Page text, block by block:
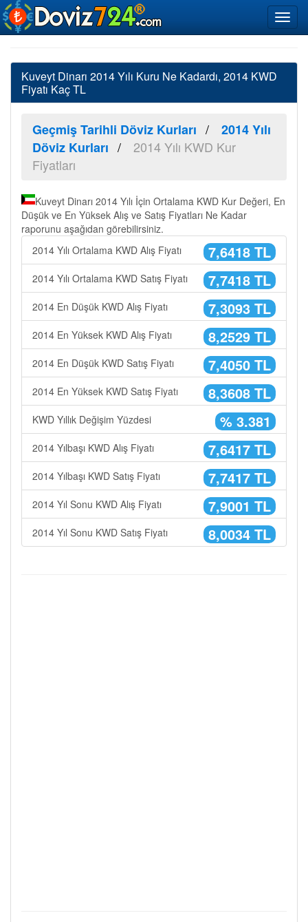
Kuveyt Dinarı 2014 Yılı Kuru Ne Kadardı, 2014 KWD
Fiyatı Kaç TL
Geçmiş Tarihli Döviz Kurları
2014 Yılı
Döviz Kurları
2014 Yılı KWD Kur
Fiyatları
Kuveyt Dinarı 2014 Yılı İçin Ortalama KWD Kur Değeri, En
Düşük ve En Yüksek Alış ve Satış Fiyatları Ne Kadar
raporunu aşağıdan görebilirsiniz.
7,6418 TL
2014 Yılı Ortalama KWD Alış Fiyatı
7,7418 TL
2014 Yılı Ortalama KWD Satış Fiyatı
7,3093 TL
2014 En Düşük KWD Alış Fiyatı
8,2529 TL
2014 En Yüksek KWD Alış Fiyatı
7,4050 TL
2014 En Düşük KWD Satış Fiyatı
8,3608 TL
2014 En Yüksek KWD Satış Fiyatı
% 3.381
KWD Yıllık Değişim Yüzdesi
7,6417 TL
2014 Yılbaşı KWD Alış Fiyatı
7,7417 TL
2014 Yılbaşı KWD Satış Fiyatı
7,9001 TL
2014 Yıl Sonu KWD Alış Fiyatı
8,0034 TL
2014 Yıl Sonu KWD Satış Fiyatı